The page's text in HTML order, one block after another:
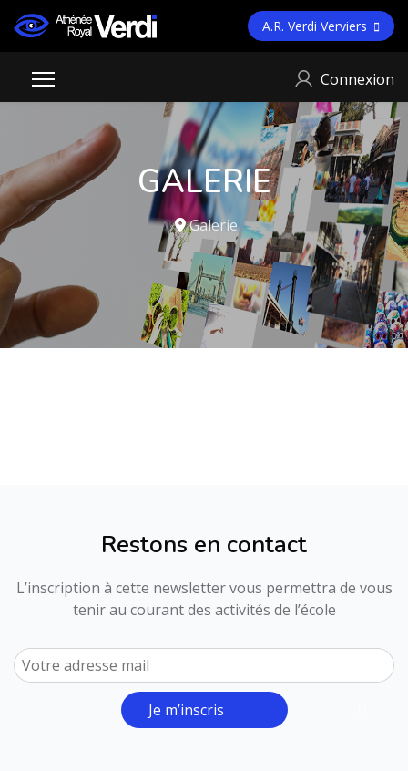
A.R. Verdi Verviers
Connexion
GALERIE
Galerie
Restons en contact
L’inscription à cette newsletter vous permettra de vous
tenir au courant des activités de l’école
Je m’inscris